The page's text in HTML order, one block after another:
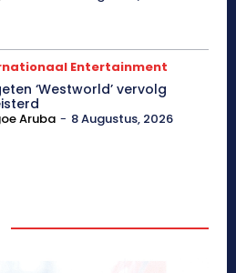
Entertainment
‘Westworld’ vervolg
Aruba - 8 Augustus, 2026